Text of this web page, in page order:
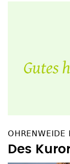
OHRENWEIDE
Des